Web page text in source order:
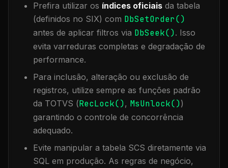
Prefira utilizar os índices oficiais da tabela
(definidos no SIX) com DbSetOrder()
antes de aplicar filtros via DbSeek(). Isso
evita varreduras completas e degradação de
performance.
Para inclusão, alteração ou exclusão de
registros, utilize sempre as funções padrão
da TOTVS (RecLock(), MsUnlock())
garantindo o controle de concorrência
adequado.
Evite manipular a tabela SCS diretamente via
SQL em produção. As regras de negócio,